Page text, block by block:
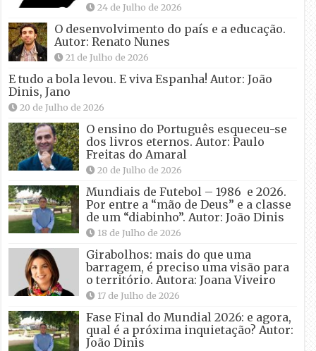
24 de Julho de 2026
O desenvolvimento do país e a educação.
Autor: Renato Nunes
21 de Julho de 2026
E tudo a bola levou. E viva Espanha! Autor: João
Dinis, Jano
20 de Julho de 2026
O ensino do Português esqueceu-se
dos livros eternos. Autor: Paulo
Freitas do Amaral
20 de Julho de 2026
Mundiais de Futebol – 1986 e 2026.
Por entre a “mão de Deus” e a classe
de um “diabinho”. Autor: João Dinis
18 de Julho de 2026
Girabolhos: mais do que uma
barragem, é preciso uma visão para
o território. Autora: Joana Viveiro
17 de Julho de 2026
Fase Final do Mundial 2026: e agora,
qual é a próxima inquietação? Autor:
João Dinis